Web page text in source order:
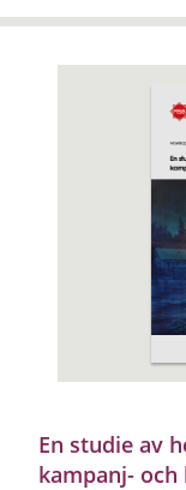
En studie av
kampanj-